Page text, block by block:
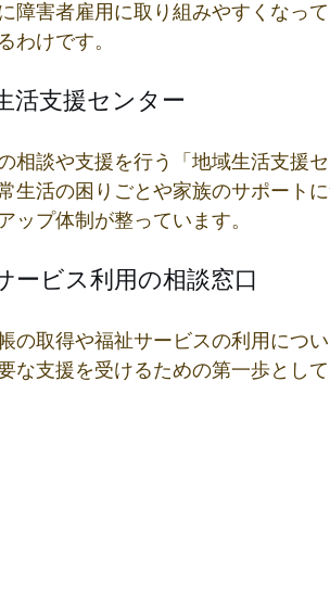
障害者雇用に取り組みやすくなっ
わけです。
活支援センター
相談や支援を行う「地域生活支援
生活の困りごとや家族のサポート
ップ体制が整っています。
ービス利用の相談窓口
の取得や福祉サービスの利用につ
な支援を受けるための第一歩とし